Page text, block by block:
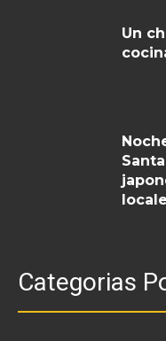
Un
Categorias